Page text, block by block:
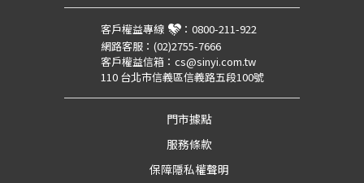
客戶權益專線 ： 0800-211-922
網路客服： (02)2755-7666
客戶權益信箱： cs@sinyi.com.tw
110 台北市信義區信義路五段100號
門市據點
服務條款
保障隱私權聲明